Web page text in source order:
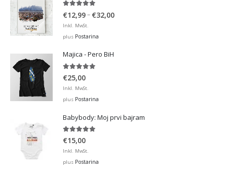
€12,99– €32,00Price
Inkl. MwSt.
plus Postarina
Majica - Pero BiH
5.00out of 5
€25,00
Inkl. MwSt.
plus Postarina
Babybody: Moj prvi bajram
5.00out of 5
€15,00
Inkl. MwSt.
plus Postarina